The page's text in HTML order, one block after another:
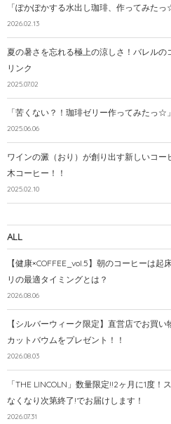
「ぽかぽかする水出し珈琲、作ってみたっ
2026.02.13
夏の暑さを忘れる極上の涼しさ！バレル
リンク
2025.07.02
「苦くない？！珈琲ゼリー作ってみたっ☆」
2025.06.06
ワインの澱（おり）が創り出す新しいコ
木コーヒー！！
2025.02.10
ALL
【健康×COFFEE_vol.5】朝のコーヒーは
リの最適タイミングとは？
2026.08.06
【シルバーウィーク限定】直営店でお買
カットバウムをプレゼント！！
2026.08.03
「THE LINCOLN」数量限定!!2ヶ月に1度
なくなり次第終了!でお届けします！
2026.07.31